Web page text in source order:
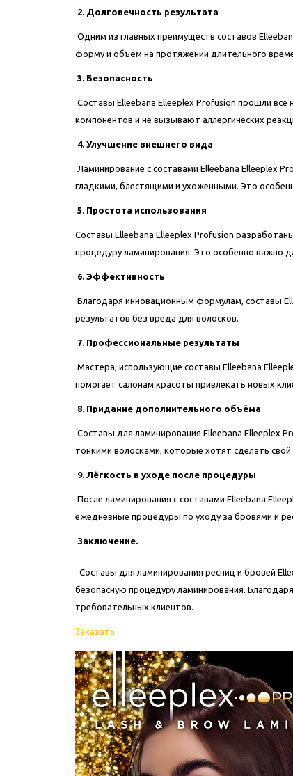
2. Долговечность результата
Одним из главных преимуществ составов
форму и объём на протяжении длительного
3. Безопасность
Составы Elleebana Elleeplex Profusion прошли
компонентов и не вызывают аллергических
4. Улучшение внешнего вида
Ламинирование с составами Elleebana Elleeplex
гладкими, блестящими и ухоженными. Это
5. Простота использования
Составы Elleebana Elleeplex Profusion
процедуру ламинирования. Это особенно важно
6. Эффективность
Благодаря инновационным формулам, составы
результатов без вреда для волосков.
7. Профессиональные результаты
Мастера, использующие составы Elleebana
помогает салонам красоты привлекать новых
8. Придание дополнительного объёма
Составы для ламинирования Elleebana Elleeplex
тонкими волосками, которые хотят сделать
9. Лёгкость в уходе после процедуры
После ламинирования с составами Elleebana
ежедневные процедуры по уходу за бровями и
Заключение.
Составы для ламинирования ресниц и бровей
безопасную процедуру ламинирования.
требовательных клиентов.
Заказать